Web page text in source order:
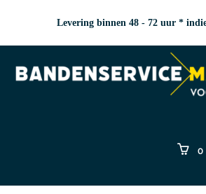
Levering binnen 48 - 72 uur *
0